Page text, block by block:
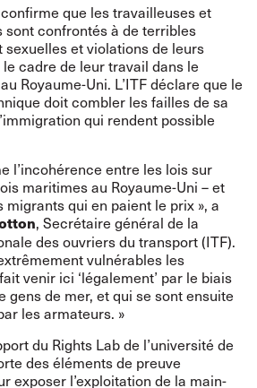
confirme que les travailleuses et
confrontés à de terribles
et violations de leurs
cadre de leur travail dans le
Royaume-Uni. L’ITF déclare que le
doit combler les failles de sa
qui rendent possible
l’incohérence entre les lois sur
maritimes au Royaume-Uni – et
qui en paient le prix », a
, Secrétaire général de la
des ouvriers du transport (ITF).
vulnérables les
venir ici ‘légalement’ par le biais
gens de mer, et qui se sont ensuite
les armateurs. »
du Rights Lab de l’université de
des éléments de preuve
exposer l’exploitation de la main-